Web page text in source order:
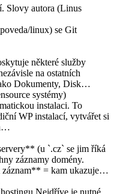
Slovy autora (Linus
linux) se Git
některé služby
na ostatních
Dokumenty, Disk…
systémy)
instalaci. To
WP instalací, vytvářet si
(u `.cz` se jim říká
záznamy domény.
záznam** = kam ukazuje…
Nejdříve je nutné